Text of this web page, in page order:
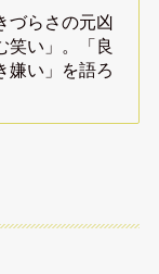
づらさの元凶
笑い」。「良
嫌い」を語ろ